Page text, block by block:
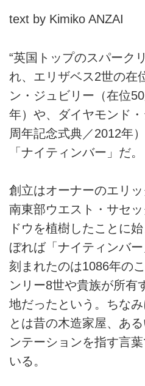
text by Kimiko ANZAI
“英国トップのスパーク
れ、エリザベス2世の在
ン・ジュビリー（在位
年）や、ダイヤモンド
周年記念式典／2012年
「ナイティンバー」だ。
創立はオーナーのエリ
南東部ウエスト・サセ
ドウを植樹したことに
ぼれば「ナイティンバ
刻まれたのは1086年の
ンリー8世や貴族が所有
地だったという。ちな
とは昔の木造家屋、あ
ンテーションを指す言
いる。